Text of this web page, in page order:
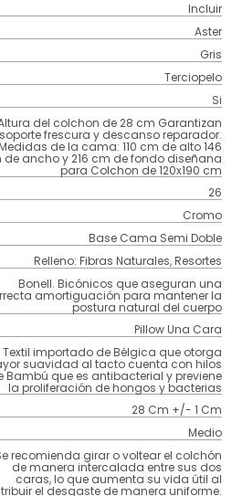
Incluir
Aster
Gris
Terciopelo
Si
del colchon de 28 cm Garantizan
soporte frescura y descanso reparador.
de la cama: 110 cm de alto 146
de ancho y 216 cm de fondo diseñana
para Colchon de 120x190 cm
26
Cromo
Base Cama Semi Doble
Relleno: Fibras Naturales, Resortes
Bonell. Bicónicos que aseguran una
amortiguación para mantener la
postura natural del cuerpo
Pillow Una Cara
Textil importado de Bélgica que otorga
suavidad al tacto cuenta con hilos
Bambú que es antibacterial y previene
la proliferación de hongos y bacterias
28 Cm +/- 1 Cm
Medio
recomienda girar o voltear el colchón
de manera intercalada entre sus dos
caras, lo que aumenta su vida útil al
el desgaste de manera uniforme.